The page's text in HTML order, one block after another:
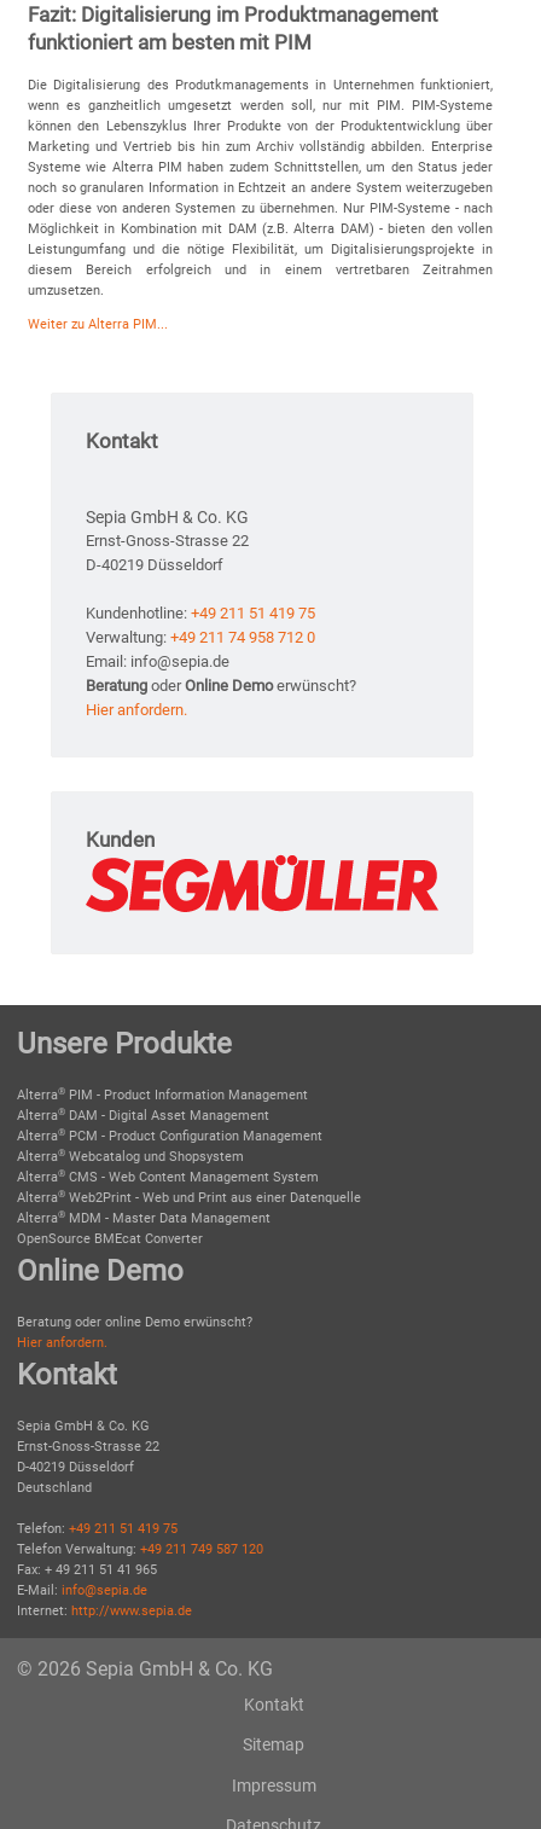
Fazit: Digitalisierung im Produktmanagement
funktioniert am besten mit PIM
Die Digitalisierung des Produtkmanagements in Unternehmen funktioniert,
wenn es ganzheitlich umgesetzt werden soll, nur mit PIM. PIM-Systeme
können den Lebenszyklus Ihrer Produkte von der Produktentwicklung über
Marketing und Vertrieb bis hin zum Archiv vollständig abbilden. Enterprise
Systeme wie Alterra PIM haben zudem Schnittstellen, um den Status jeder
noch so granularen Information in Echtzeit an andere System weiterzugeben
oder diese von anderen Systemen zu übernehmen. Nur PIM-Systeme - nach
Möglichkeit in Kombination mit DAM (z.B. Alterra DAM) - bieten den vollen
Leistungumfang und die nötige Flexibilität, um Digitalisierungsprojekte in
diesem Bereich erfolgreich und in einem vertretbaren Zeitrahmen
umzusetzen.
Weiter zu Alterra PIM...
Kontakt
Sepia GmbH & Co. KG
Ernst-Gnoss-Strasse 22
D-40219 Düsseldorf
Kundenhotline: +49 211 51 419 75
Verwaltung: +49 211 74 958 712 0
Email: info@sepia.de
Beratung oderOnline Demoerwünscht?
Hier anfordern.
Kunden
Unsere Produkte
Alterra® PIM - Product Information Management
Alterra® DAM - Digital Asset Management
Alterra® PCM - Product Configuration Management
Alterra® Webcatalog und Shopsystem
Alterra® CMS - Web Content Management System
Alterra® Web2Print - Web und Print aus einer Datenquelle
Alterra® MDM - Master Data Management
OpenSource BMEcat Converter
Online Demo
Beratung oder online Demo erwünscht?
Hier anfordern.
Kontakt
Sepia GmbH & Co. KG
Ernst-Gnoss-Strasse 22
D-40219 Düsseldorf
Deutschland
Telefon: +49 211 51 419 75
Telefon Verwaltung: +49 211 749 587 120
Fax: + 49 211 51 41 965
E-Mail: info@sepia.de
Internet: http://www.sepia.de
© 2026 Sepia GmbH & Co. KG
Kontakt
Sitemap
Impressum